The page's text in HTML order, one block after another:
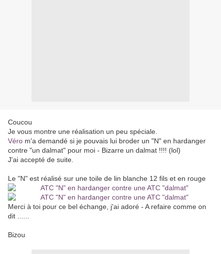
Coucou
Je vous montre une réalisation un peu spéciale.
Véro m'a demandé si je pouvais lui broder un "N" en hardanger
contre "un dalmat" pour moi - Bizarre un dalmat !!!! (lol)
J'ai accepté de suite.
Le "N" est réalisé sur une toile de lin blanche 12 fils et en rouge
Merci à toi pour ce bel échange, j'ai adoré - A refaire comme on
dit ......
Bizou